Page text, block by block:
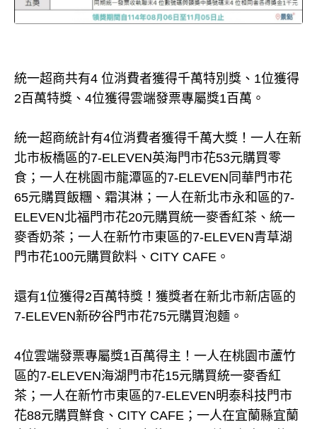
統一超商共有4 位消費者獲得千萬特別獎、1位獲得
2百萬特獎、4位獲得雲端發票專屬獎1百萬。
統一超商統計有4位消費者獲得千萬大獎！一人在新
北市板橋區的7-ELEVEN英海門市花53元購買零
食；一人在桃園市龍潭區的7-ELEVEN同華門市花
65元購買飯糰、霜淇淋；一人在新北市永和區的7-
ELEVEN北福門市花20元購買統一麥香紅茶、統一
麥香奶茶；一人在新竹市東區的7-ELEVEN青草湖
門市花100元購買飲料、CITY CAFE。
還有1位獲得2百萬特獎！獲獎者在新北市新店區的
7-ELEVEN新矽谷門市花75元購買泡麵。
4位雲端發票專屬獎1百萬得主！一人在桃園市蘆竹
區的7-ELEVEN海湖門市花15元購買統一麥香紅
茶；一人在新竹市東區的7-ELEVEN明泰科技門市
花88元購買鮮食、CITY CAFE；一人在宜蘭縣宜蘭